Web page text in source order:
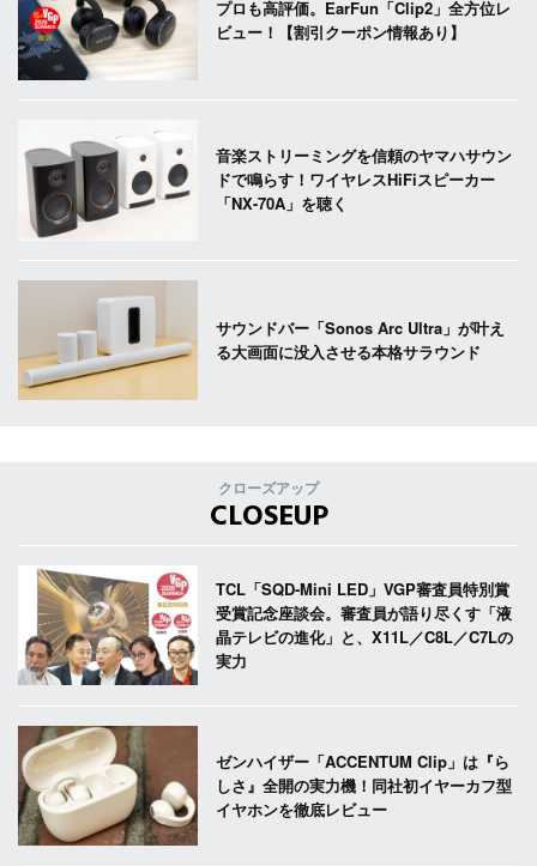
プロも高評価。EarFun「Clip2」全方位レ
ビュー！【割引クーポン情報あり】
音楽ストリーミングを信頼のヤマハサウン
ドで鳴らす！ワイヤレスHiFiスピーカー
「NX-70A」を聴く
サウンドバー「Sonos Arc Ultra」が叶え
る大画面に没入させる本格サラウンド
クローズアップ
CLOSEUP
TCL「SQD-Mini LED」VGP審査員特別賞
受賞記念座談会。審査員が語り尽くす「液
晶テレビの進化」と、X11L／C8L／C7Lの
実力
ゼンハイザー「ACCENTUM Clip」は『ら
しさ』全開の実力機！同社初イヤーカフ型
イヤホンを徹底レビュー